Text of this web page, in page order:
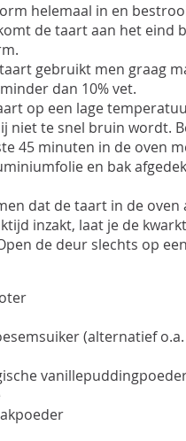
helemaal in en
de taart aan het eind
gebruikt men graag
dan 10% vet.
op een lage
niet te snel bruin wordt.
45 minuten in de oven
en bak
dat de taart in de oven
inzakt, laat je de
de deur slechts op
(alternatief